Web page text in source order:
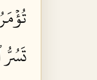
تَسُرُّ